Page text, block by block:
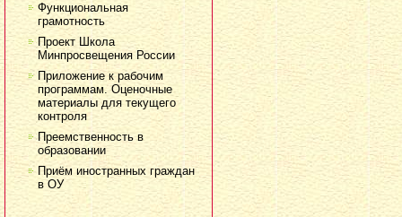
Функциональная
грамотность
Проект Школа
Минпросвещения России
Приложение к рабочим
программам. Оценочные
материалы для текущего
контроля
Преемственность в
образовании
Приём иностранных граждан
в ОУ